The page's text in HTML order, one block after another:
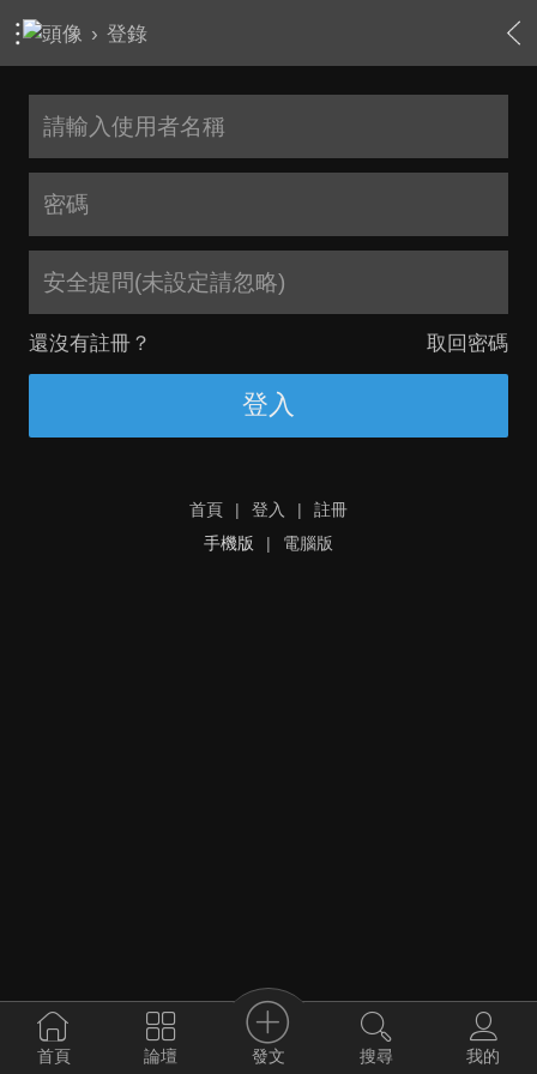
› 登錄
安全提問(未設定請忽略)
還沒有註冊？ 取回密碼
登入
首頁 | 登入 |
註冊
手機版
| 電腦版
首頁 論壇 發文 搜尋 我的